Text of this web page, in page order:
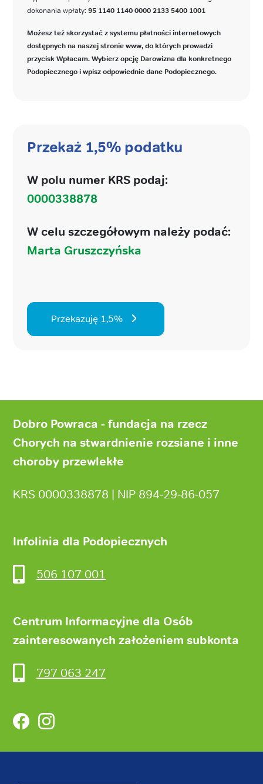
dokonania wpłaty: 95 1140 1140 0000 2133 5400 1001
Możesz też skorzystać z systemu płatności internetowych
dostępnych na naszej stronie www, do których prowadzi
przycisk Wpłacam. Wybierz opcję Darowizna dla konkretnego
Podopiecznego i wpisz odpowiednie dane Podopiecznego.
Przekaż 1,5% podatku
W polu numer KRS podaj:
0000338878
W celu szczegółowym należy podać:
Marta Gruszczyńska
Przekazuję 1,5%
stronyDobro Powraca - fundacja na rzecz
Chorych na stwardnienie rozsiane i inne
choroby przewlekłe
KRS 0000338878 | NIP 894‑29‑86‑057
Infolinia dla Podopiecznych
506 107 001
Centrum Informacyjne dla Osób
zainteresowanych założeniem subkonta
797 063 247
FacebookInstagram